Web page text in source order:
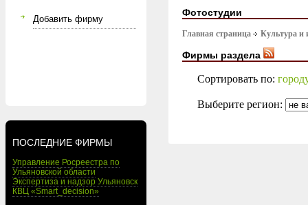
Добавить фирму
ПОСЛЕДНИЕ ФИРМЫ
Управление Росреестра по
Ульяновской области
Экспертиза и надзор Ульяновск
КВЦ «Smart_decision»
Фотостудии
Главная страница Культура и
Фирмы раздела
Сортировать по:
Выберите регион: